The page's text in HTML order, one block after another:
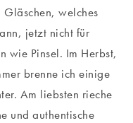
Gläschen, welches
jetzt nicht für
wie Pinsel. Im Herbst,
brenne ich einige
Am liebsten rieche
und authentische